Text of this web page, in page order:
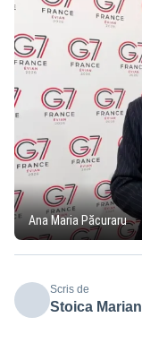
Ana Maria Păcuraru
Scris de
Stoica Marian